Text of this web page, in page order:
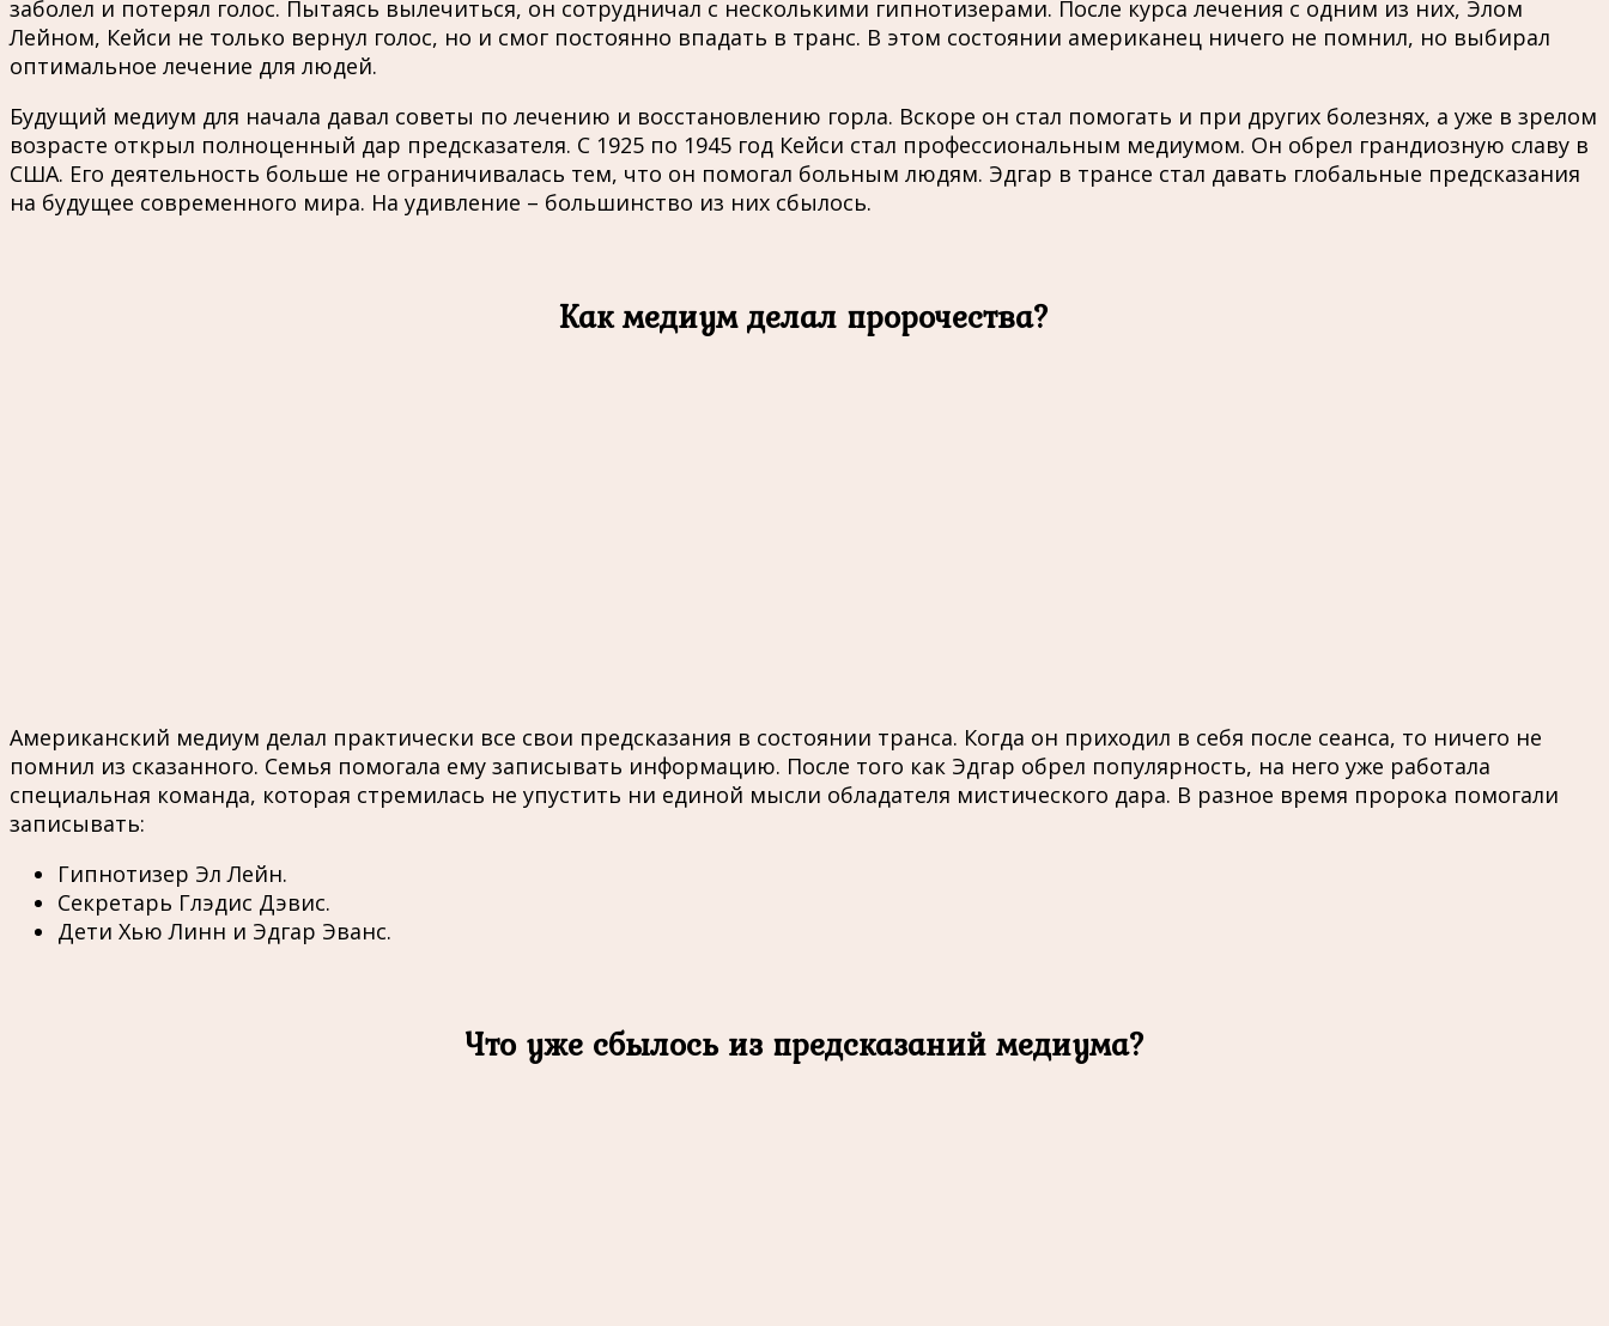
заболел и потерял голос. Пытаясь вылечиться, он сотрудничал с несколькими гипнотизерами. После курса лечения с одним из них, Элом
Лейном, Кейси не только вернул голос, но и смог постоянно впадать в транс. В этом состоянии американец ничего не помнил, но выбирал
оптимальное лечение для людей.
Будущий медиум для начала давал советы по лечению и восстановлению горла. Вскоре он стал помогать и при других болезнях, а уже в зрелом
возрасте открыл полноценный дар предсказателя. С 1925 по 1945 год Кейси стал профессиональным медиумом. Он обрел грандиозную славу в
США. Его деятельность больше не ограничивалась тем, что он помогал больным людям. Эдгар в трансе стал давать глобальные предсказания
на будущее современного мира. На удивление – большинство из них сбылось.
Как медиум делал пророчества?
Американский медиум делал практически все свои предсказания в состоянии транса. Когда он приходил в себя после сеанса, то ничего не
помнил из сказанного. Семья помогала ему записывать информацию. После того как Эдгар обрел популярность, на него уже работала
специальная команда, которая стремилась не упустить ни единой мысли обладателя мистического дара. В разное время пророка помогали
записывать:
Гипнотизер Эл Лейн.
Секретарь Глэдис Дэвис.
Дети Хью Линн и Эдгар Эванс.
Что уже сбылось из предсказаний медиума?